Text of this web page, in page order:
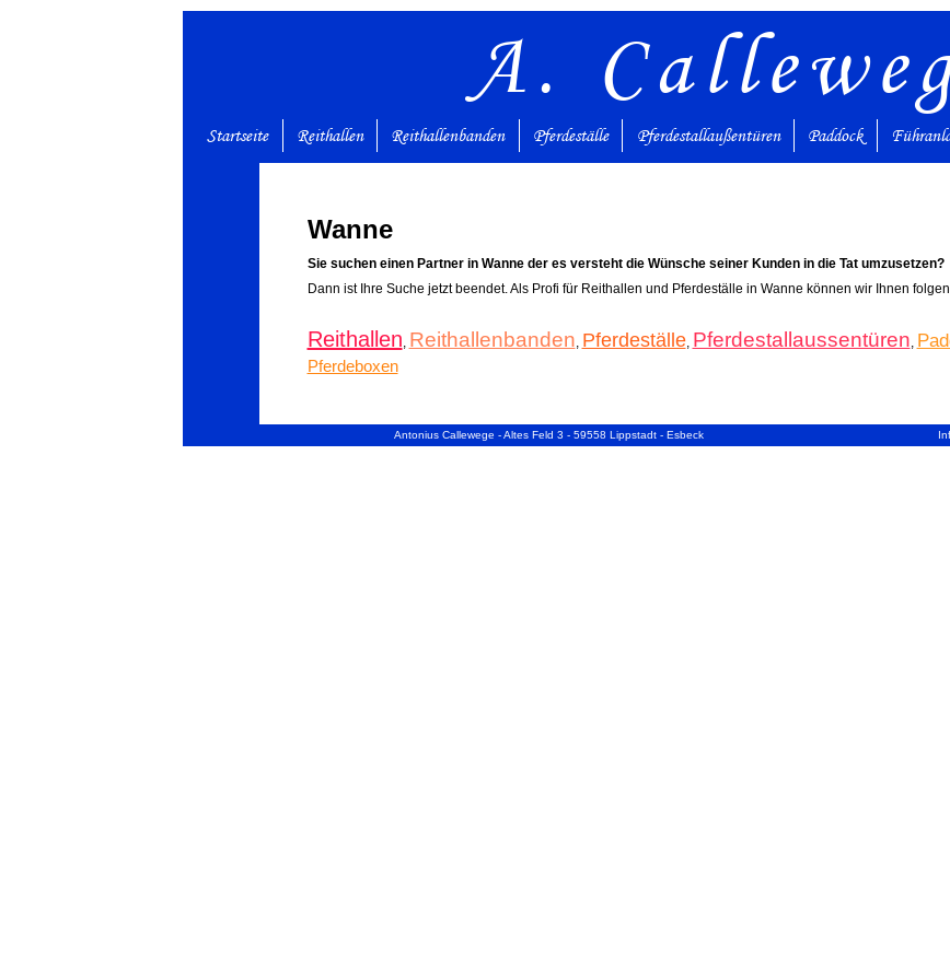
A.
Startseite Reithallen Reithallenbanden Pferdeställe Pferdestallaußentüren Paddock
Wanne
Sie suchen einen Partner in Wanne der es versteht die Wünsche seiner Kunden in die Tat umzusetzen?
Dann ist Ihre Suche jetzt beendet. Als Profi für Reithallen und Pferdeställe in Wanne können wir Ihnen
Reithallen Reithallenbanden Pferdeställe, Pferdestallaussentüren
Pferdeboxen
Antonius Callewege - Altes Feld 3 - 59558 Lippstadt - Esbeck